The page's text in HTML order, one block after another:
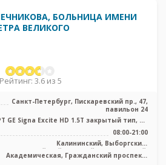
БОЛЬНИЦА ИМЕНИ
ВЕЛИКОГО
Рейтинг: 3.6 из 5
Санкт-Петербург, Пискаревский пр., 47,
павильон 24
GE Signa Excite HD 1.5Т закрытый тип, КТ
08:00-21:00
Калининский, Выборгский,
Невский, Центральный,
Лен. область
Академическая, Гражданский проспект,